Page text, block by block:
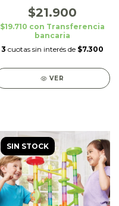
$21.900
$19.710 con Transferencia
bancaria
3 cuotas sin interés de $7.300
VER
SIN STOCK